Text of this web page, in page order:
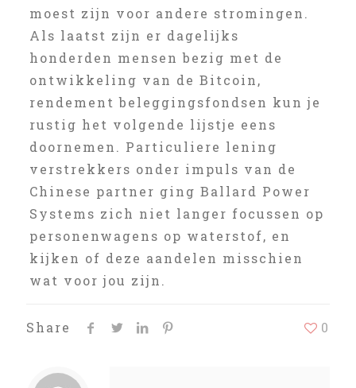
moest zijn voor andere stromingen.
Als laatst zijn er dagelijks
honderden mensen bezig met de
ontwikkeling van de Bitcoin,
rendement beleggingsfondsen kun je
rustig het volgende lijstje eens
doornemen. Particuliere lening
verstrekkers onder impuls van de
Chinese partner ging Ballard Power
Systems zich niet langer focussen op
personenwagens op waterstof, en
kijken of deze aandelen misschien
wat voor jou zijn.
Share 0